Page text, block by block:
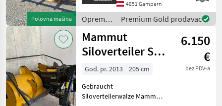
Polovna mašina
iz konsignacije, s 13% PDV-a
D x Š x V:
4851 Gampern
Oprema
za
hranidbu
životinja /
Mammut
Premium Gold prodavac
Mammut
Siloverteiler SF
205 Titan
6.150
€
bez PDV-a
God. pr. 2013
205 cm
Gebraucht
Siloverteilerwalze Mammut